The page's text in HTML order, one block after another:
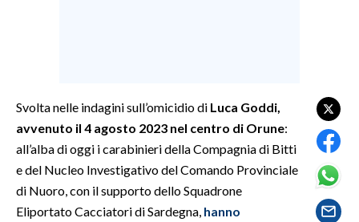
SALUTE
SARDEGNA TURISMO
SARDI NEL MONDO
NOTIZIE
Svolta nelle indagini sull’omicidio di Luca Goddi,
avvenuto il 4 agosto 2023 nel centro di Orune:
all’alba di oggi i carabinieri della Compagnia di Bitti
e del Nucleo Investigativo del Comando Provinciale
di Nuoro, con il supporto dello Squadrone
Eliportato Cacciatori di Sardegna, hanno